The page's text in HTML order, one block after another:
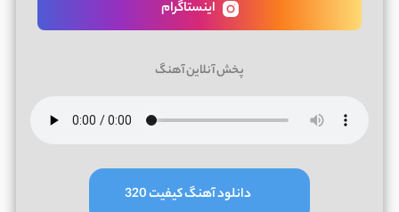
اینستاگرام
پخش آنلاین آهنگ
دانلود آهنگ کیفیت 320